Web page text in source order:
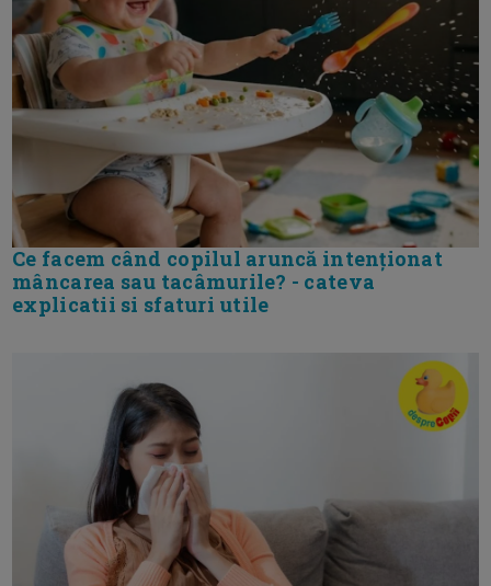
Ce facem când copilul aruncă intenționat
mâncarea sau tacâmurile? - cateva
explicatii si sfaturi utile